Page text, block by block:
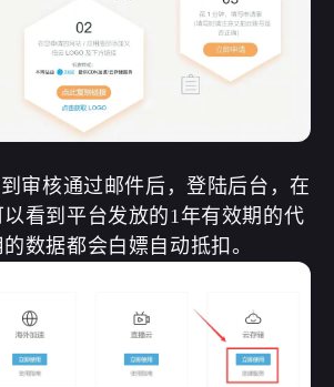
审核通过邮件后，登陆后台，在
看到平台发放的1年有效期的代
数据都会白嫖自动抵扣。